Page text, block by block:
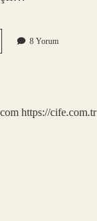
8 Yorum
https://cife.com.tr